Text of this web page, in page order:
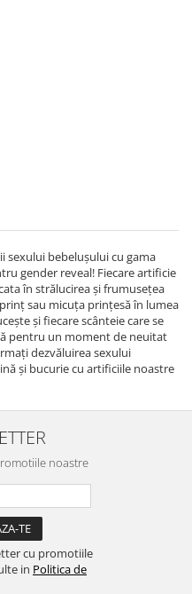
sexului bebelușului cu gama
gender reveal! Fiecare artificie
în strălucirea și frumusețea
sau micuța prințesă în lumea
și fiecare scânteie care se
pentru un moment de neuitat
dezvăluirea sexului
și bucurie cu artificiile noastre
noastre
cu promotiile
in Politica de